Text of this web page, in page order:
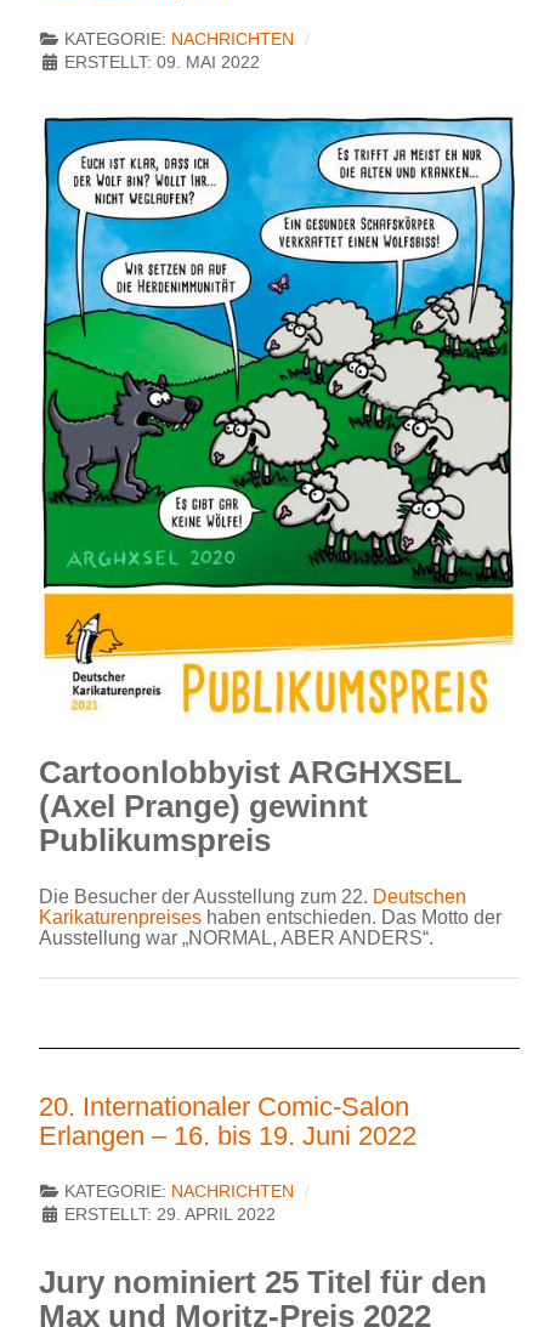
KATEGORIE: NACHRICHTEN
ERSTELLT: 09. MAI 2022
Cartoonlobbyist ARGHXSEL
(Axel Prange) gewinnt
Publikumspreis
Die Besucher der Ausstellung zum 22. Deutschen
Karikaturenpreises haben entschieden. Das Motto der
Ausstellung war „NORMAL, ABER ANDERS“.
20. Internationaler Comic-Salon
Erlangen – 16. bis 19. Juni 2022
KATEGORIE: NACHRICHTEN
ERSTELLT: 29. APRIL 2022
Jury nominiert 25 Titel für den
Max und Moritz-Preis 2022